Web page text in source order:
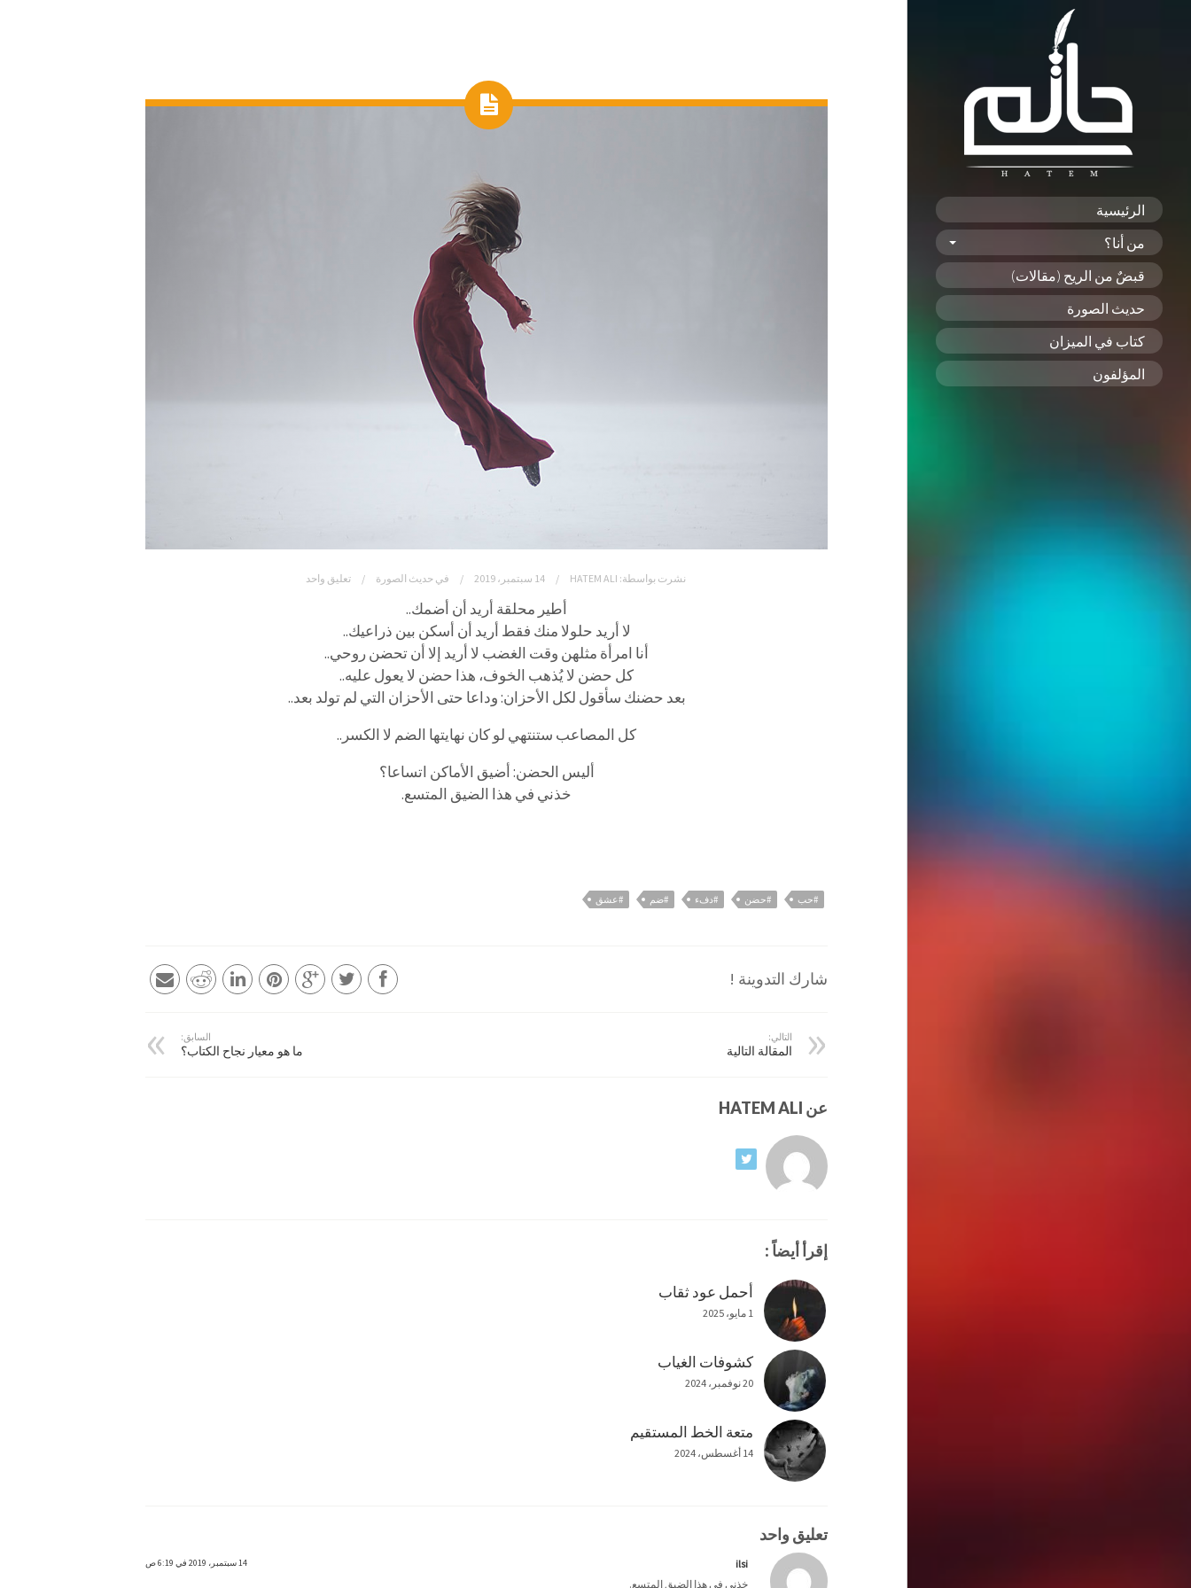
الرئيسية
من أنا؟
قبضٌ من الريح (مقالات)
حديث الصورة
كتاب في الميزان
المؤلفون
نشرت بواسطة: HATEM ALI 14 سبتمبر، 2019 فيحديث الصورة تعليق واحد
أطير محلقة أريد أن أضمك..
لا أريد حلولا منك فقط أريد أن أسكن بين ذراعيك..
أنا امرأة مثلهن وقت الغضب لا أريد إلا أن تحضن روحي..
كل حضن لا يُذهب الخوف، هذا حضن لا يعول عليه..
بعد حضنك سأقول لكل الأحزان: وداعا حتى الأحزان التي لم تولد بعد..
كل المصاعب ستنتهي لو كان نهايتها الضم لا الكسر..
أليس الحضن: أضيق الأماكن اتساعا؟
خذني في هذا الضيق المتسع.
#حب #حضن #دفء #ضم #عشق
شارك التدوينة !
السابق:
ما هو معيار نجاح الكتاب؟
التالي:
المقالة التالية
عن HATEM ALI
إقرأ أيضاً :
أحمل عود ثقاب
1 مايو، 2025
كشوفات الغياب
20 نوفمبر، 2024
متعة الخط المستقيم
14 أغسطس، 2024
تعليق واحد
ilsi 14 سبتمبر، 2019 في 6:19 ص
خذني في هذا الضيق المتسع.